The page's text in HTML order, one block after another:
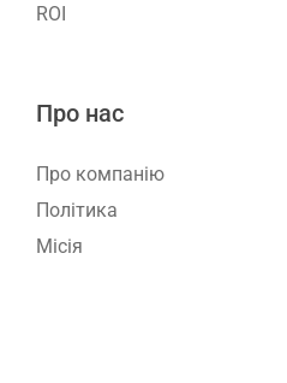
ROI
Про нас
Про компанію
Політика
Місія